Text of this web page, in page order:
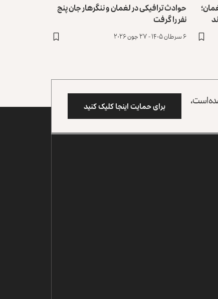
حوادث ترافیکی در لغمان و ننگرهار جان پنج
نفر را گرفت
۶ سرطان ۱۴۰۵ - ۲۷ جون ۲۰۲۶
است، برای حمایت اینجا کلیک کنید